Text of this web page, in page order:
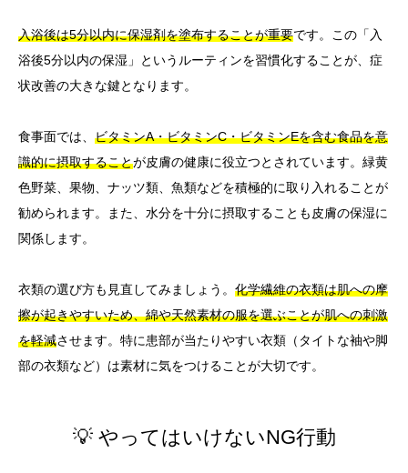
入浴後は5分以内に保湿剤を塗布することが重要です。この「入
浴後5分以内の保湿」というルーティンを習慣化することが、症
状改善の大きな鍵となります。
食事面では、 ビタミンA・ビタミンC・ビタミンEを含む食品を意
識的に摂取することが皮膚の健康に役立つとされています。緑黄
色野菜、果物、ナッツ類、魚類などを積極的に取り入れることが
勧められます。また、水分を十分に摂取することも皮膚の保湿に
関係します。
衣類の選び方も見直してみましょう。 化学繊維の衣類は肌への摩
擦が起きやすいため、綿や天然素材の服を選ぶことが肌への刺激
を軽減させます。特に患部が当たりやすい衣類（タイトな袖や脚
部の衣類など）は素材に気をつけることが大切です。
💡 やってはいけないNG行動